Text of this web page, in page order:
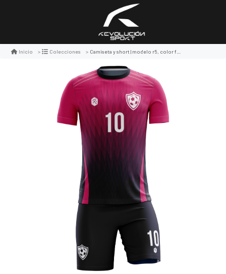
Inicio Colecciones Camiseta y short | modelo r5, color fucsia/negro